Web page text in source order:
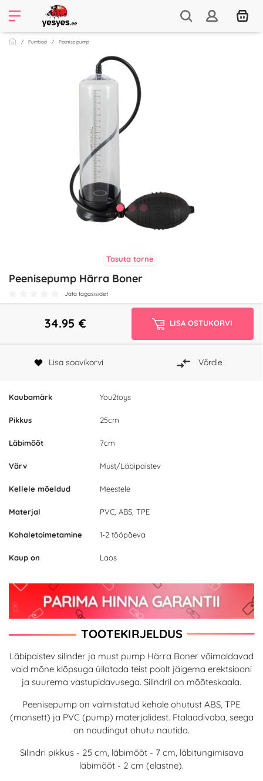
Pumbad Peenise pump
Tasuta tarne
Peenisepump Härra Boner
Jäta tagasisidet
Kaubamärk You2toys
Pikkus 25cm
Läbimõõt 7cm
Värv Must/Läbipaistev
Kellele mõeldud Meestele
Materjal PVC, ABS, TPE
Kohaletoimetamine 1-2 tööpäeva
Kaup on Laos
34.95 € LISA OSTUKORVI
Lisa soovikorvi Võrdle
TOOTEKIRJELDUS
Läbipaistev silinder ja must pump Härra Boner võimaldavad
vaid mõne klõpsuga üllatada teist poolt jäigema erektsiooni
ja suurema vastupidavusega. Silindril on mõõteskaala.
Peenisepump on valmistatud kehale ohutust ABS, TPE
(mansett) ja PVC (pump) materjalidest. Ftalaadivaba, seega
on naudingut ohutu nautida.
Silindri pikkus - 25 cm, läbimõõt - 7 cm, läbitungimisava
läbimõõt - 2 cm (elastne).